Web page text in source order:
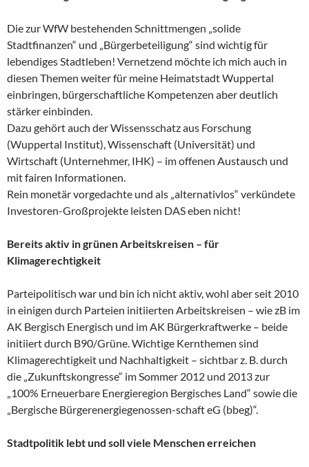
Die zur WfW bestehenden Schnittmengen „solide
Stadtfinanzen“ und „Bürgerbeteiligung“ sind wichtig für
lebendiges Stadtleben! Vernetzend möchte ich mich auch in
diesen Themen weiter für meine Heimatstadt Wuppertal
einbringen, bürgerschaftliche Kompetenzen aber deutlich
stärker einbinden.
Dazu gehört auch der Wissensschatz aus Forschung
(Wuppertal Institut), Wissenschaft (Universität) und
Wirtschaft (Unternehmer, IHK) – im offenen Austausch und
mit fairen Informationen.
Rein monetär vorgedachte und als „alternativlos“ verkündete
Investoren-Großprojekte leisten DAS eben nicht!
Bereits aktiv in grünen Arbeitskreisen – für
Klimagerechtigkeit
Parteipolitisch war und bin ich nicht aktiv, wohl aber seit 2010
in einigen durch Parteien initiierten Arbeitskreisen – wie zB im
AK Bergisch Energisch und im AK Bürgerkraftwerke – beide
initiiert durch B90/Grüne. Wichtige Kernthemen sind
Klimagerechtigkeit und Nachhaltigkeit – sichtbar z. B. durch
die „Zukunftskongresse“ im Sommer 2012 und 2013 zur
„100% Erneuerbare Energieregion Bergisches Land“ sowie die
„Bergische Bürgerenergiegenossen-schaft eG (bbeg)“.
Stadtpolitik lebt und soll viele Menschen erreichen